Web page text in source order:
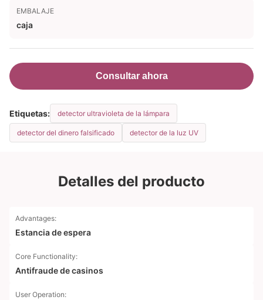
EMBALAJE
caja
Consultar ahora
Etiquetas: detector ultravioleta de la lámpara
detector del dinero falsificado detector de la luz UV
Detalles del producto
Advantages:
Estancia de espera
Core Functionality:
Antifraude de casinos
User Operation: